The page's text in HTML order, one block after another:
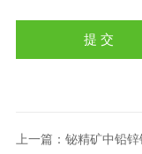
上一篇： 铋精矿中铅